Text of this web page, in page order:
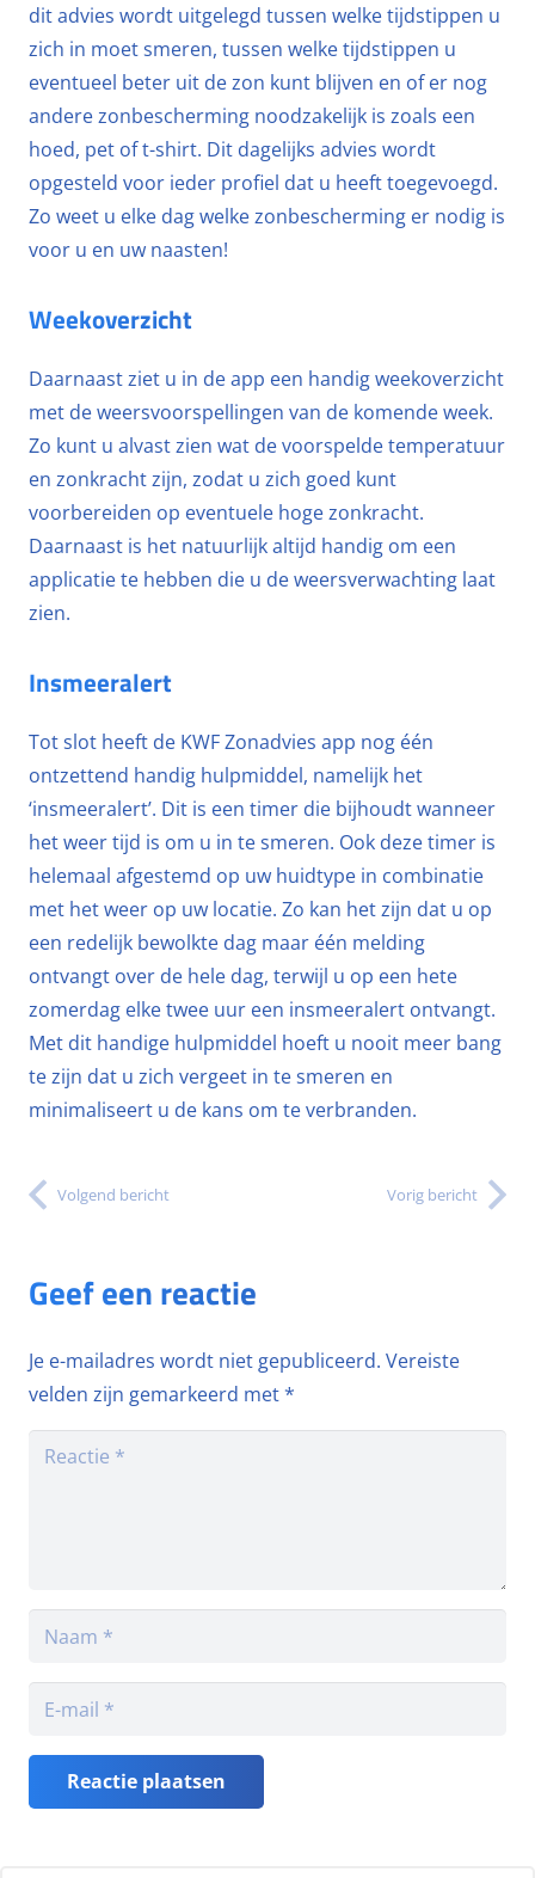
dit advies wordt uitgelegd tussen welke tijdstippen u
zich in moet smeren, tussen welke tijdstippen u
eventueel beter uit de zon kunt blijven en of er nog
andere zonbescherming noodzakelijk is zoals een
hoed, pet of t-shirt. Dit dagelijks advies wordt
opgesteld voor ieder profiel dat u heeft toegevoegd.
Zo weet u elke dag welke zonbescherming er nodig is
voor u en uw naasten!
Weekoverzicht
Daarnaast ziet u in de app een handig weekoverzicht
met de weersvoorspellingen van de komende week.
Zo kunt u alvast zien wat de voorspelde temperatuur
en zonkracht zijn, zodat u zich goed kunt
voorbereiden op eventuele hoge zonkracht.
Daarnaast is het natuurlijk altijd handig om een
applicatie te hebben die u de weersverwachting laat
zien.
Insmeeralert
Tot slot heeft de KWF Zonadvies app nog één
ontzettend handig hulpmiddel, namelijk het
‘insmeeralert’. Dit is een timer die bijhoudt wanneer
het weer tijd is om u in te smeren. Ook deze timer is
helemaal afgestemd op uw huidtype in combinatie
met het weer op uw locatie. Zo kan het zijn dat u op
een redelijk bewolkte dag maar één melding
ontvangt over de hele dag, terwijl u op een hete
zomerdag elke twee uur een insmeeralert ontvangt.
Met dit handige hulpmiddel hoeft u nooit meer bang
te zijn dat u zich vergeet in te smeren en
minimaliseert u de kans om te verbranden.
Volgend bericht Vorig bericht
Geef een reactie
Je e-mailadres wordt niet gepubliceerd. Vereiste
velden zijn gemarkeerd met*
Reactie plaatsen